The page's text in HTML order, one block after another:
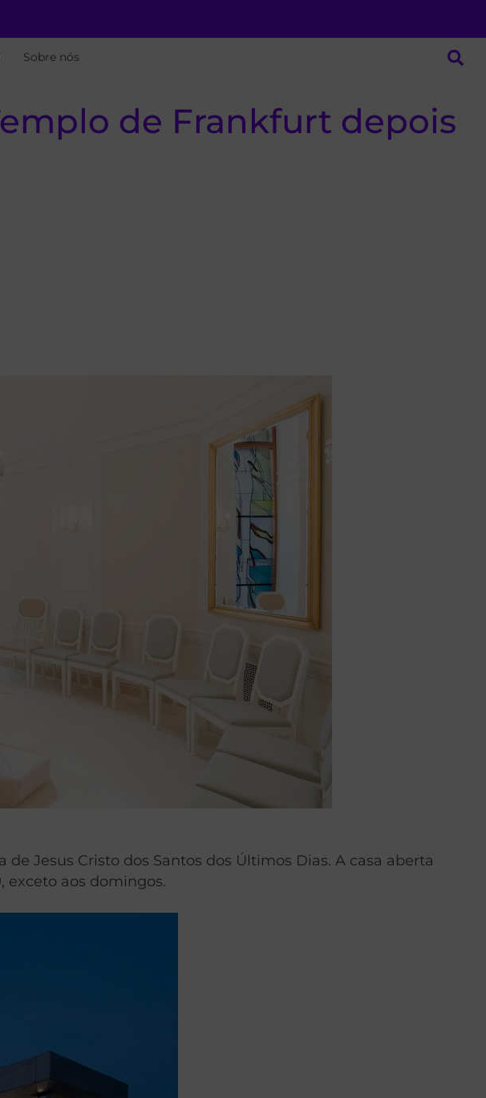
Sobre nós
de Frankfurt depois
Jesus Cristo dos Santos dos Últimos Dias. A casa aberta
exceto aos domingos.